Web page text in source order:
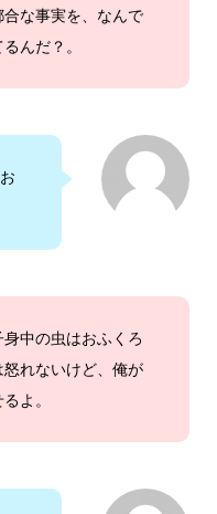
な事実を、なんで
んだ？。
中の虫はおふくろ
れないけど、俺が
よ。